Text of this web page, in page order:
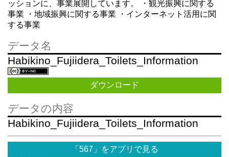
ッションに、事業展開しています。 ・観光振興に関する
事業 ・地域振興に関する事業 ・インターネット活用に関
する事業
データ名
Habikino_Fujiidera_Toilets_Information
ダウンロード
データの内容
Habikino_Fujiidera_Toilets_Information
「567」をアプリで見る